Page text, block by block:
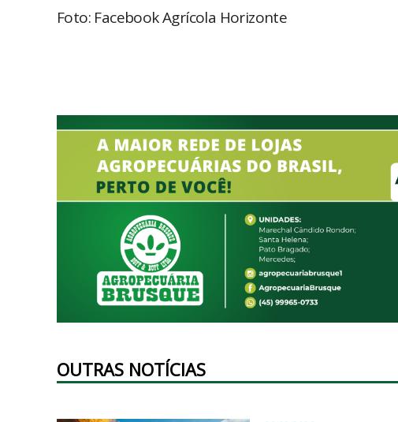
Foto: Facebook Agrícola Horizonte
OUTRAS NOTÍCIAS